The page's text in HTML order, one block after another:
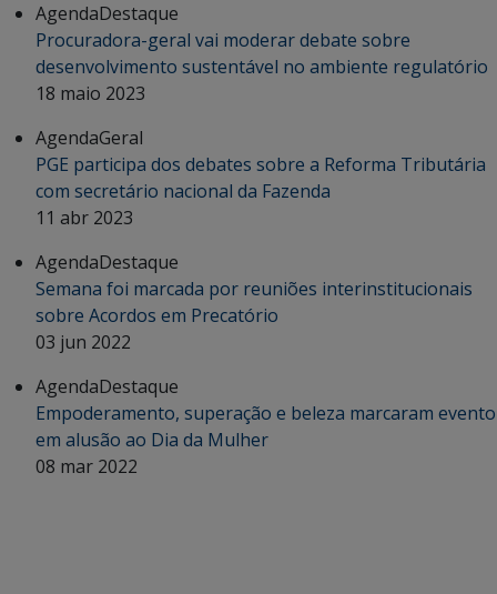
AgendaDestaque
Procuradora-geral vai moderar debate sobre
desenvolvimento sustentável no ambiente regulatório
18 maio 2023
AgendaGeral
PGE participa dos debates sobre a Reforma Tributária
com secretário nacional da Fazenda
11 abr 2023
AgendaDestaque
Semana foi marcada por reuniões interinstitucionais
sobre Acordos em Precatório
03 jun 2022
AgendaDestaque
Empoderamento, superação e beleza marcaram evento
em alusão ao Dia da Mulher
08 mar 2022